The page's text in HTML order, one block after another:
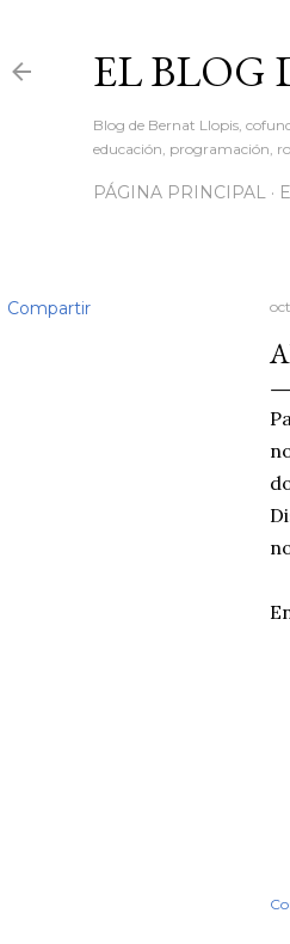
EL BLOG
Blog de Bernat Llopis,
educación, programación,
PÁGINA PRINCIPAL
Compartir